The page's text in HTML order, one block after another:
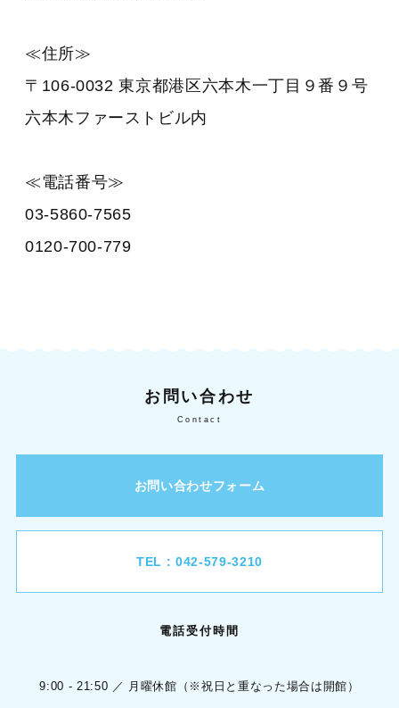
≪住所≫
〒106-0032 東京都港区六本木一丁目９番９号
六本木ファーストビル内
≪電話番号≫
03-5860-7565
0120-700-779
お問い合わせ
Contact
お問い合わせフォーム
TEL : 042-579-3210
電話受付時間
9:00 - 21:50 ／ 月曜休館（※祝日と重なった場合は開館）